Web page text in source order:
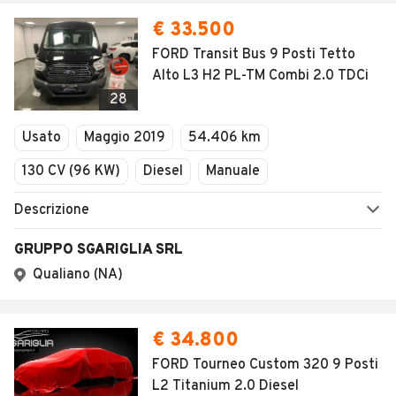
28
€ 33.500
FORD Transit Bus 9 Posti Tetto
Alto L3 H2 PL-TM Combi 2.0 TDCi
Usato Maggio 2019
54.406 km
130 CV (96 KW)
Diesel Manuale
Descrizione
GRUPPO SGARIGLIA SRL
Qualiano (NA)
€ 34.800
FORD Tourneo Custom 320 9 Posti
L2 Titanium 2.0 Diesel